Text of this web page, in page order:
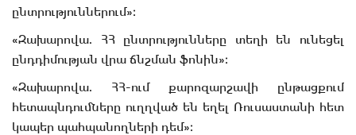
ընտրություններում»։
«Զախարովա. ՀՀ ընտրությունները տեղի են ունեցել
ընդդիմության վրա ճնշման ֆոնին»։
«Զախարովա. ՀՀ-ում քարոզարշավի ընթացքում
հետապնդումները ուղղված են եղել Ռուսաստանի հետ
կապեր պահպանողների դեմ»։